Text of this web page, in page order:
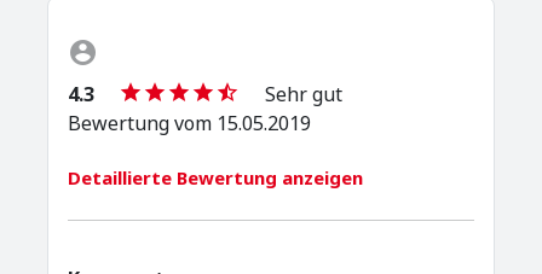
4.3
Sehr gut
Bewertung vom 15.05.2019
Detaillierte Bewertung anzeigen